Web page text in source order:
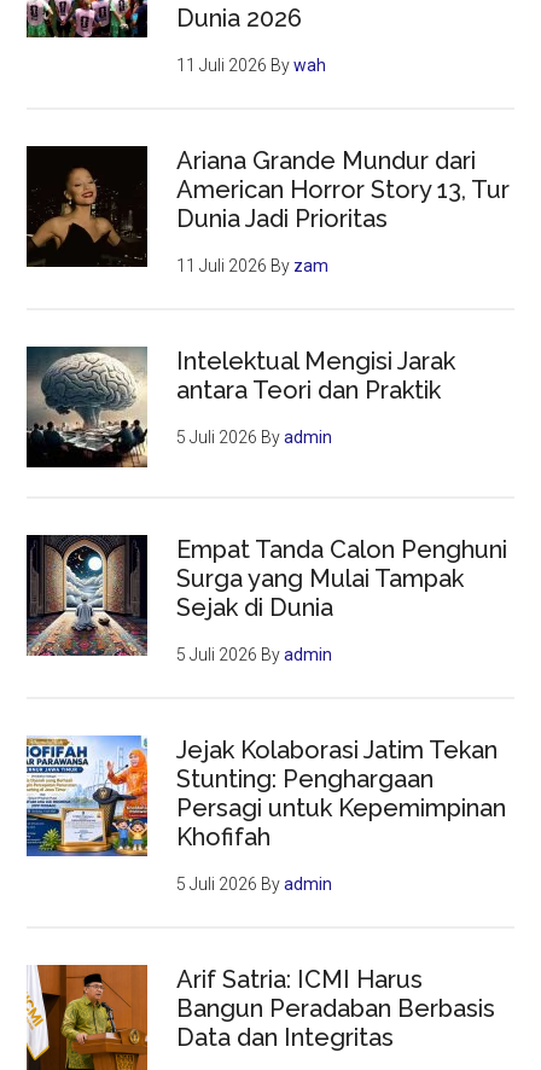
Dunia 2026
11 Juli 2026 Bywah
Ariana Grande Mundur dari
American Horror Story 13, Tur
Dunia Jadi Prioritas
11 Juli 2026 By zam
Intelektual Mengisi Jarak
antara Teori dan Praktik
5 Juli 2026 Byadmin
Empat Tanda Calon Penghuni
Surga yang Mulai Tampak
Sejak di Dunia
5 Juli 2026 Byadmin
Jejak Kolaborasi Jatim Tekan
Stunting: Penghargaan
Persagi untuk Kepemimpinan
Khofifah
5 Juli 2026 Byadmin
Arif Satria: ICMI Harus
Bangun Peradaban Berbasis
Data dan Integritas